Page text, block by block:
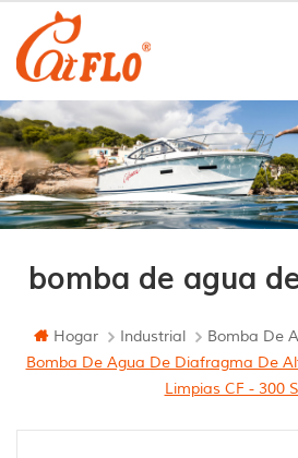
bomba de agua
Hogar Industrial
Bomba De
Bomba De Agua De Diafragma De
Limpias CF - 300